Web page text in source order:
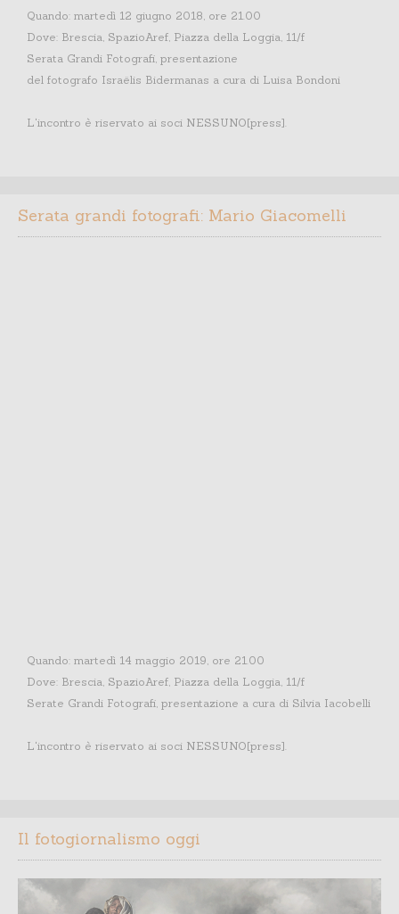
Quando: martedì 12 giugno 2018, ore 21.00
Dove: Brescia, SpazioAref, Piazza della Loggia, 11/f
Serata Grandi Fotografi, presentazione
del fotografo Israëlis Bidermanas a cura di Luisa Bondoni
L'incontro è riservato ai soci NESSUNO[press].
Serata grandi fotografi: Mario Giacomelli
Quando: martedì 14 maggio 2019, ore 21.00
Dove: Brescia, SpazioAref, Piazza della Loggia, 11/f
Serate Grandi Fotografi, presentazione a cura di Silvia Iacobelli
L'incontro è riservato ai soci NESSUNO[press].
Il fotogiornalismo oggi